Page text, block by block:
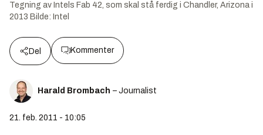
Tegning av Intels Fab 42, som skal stå ferdig i Chandler, Arizona i
2013 Bilde: Intel
Del Kommenter
Harald Brombach – Journalist
21. feb. 2011 - 10:05